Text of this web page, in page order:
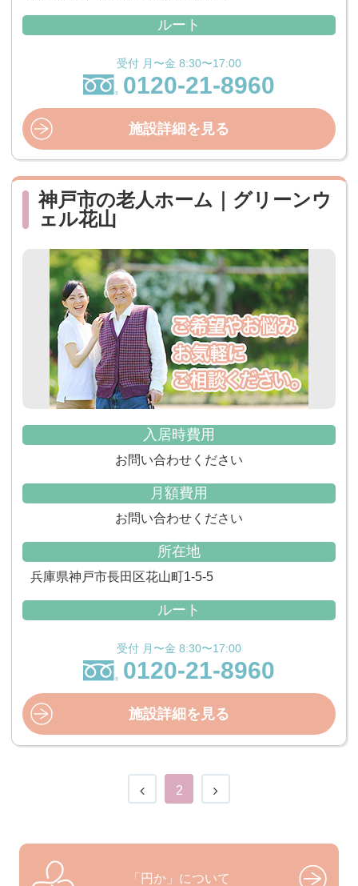
ルート
受付 月〜金 8:30〜17:00
0120-21-8960
施設詳細を見る
神戸市の老人ホーム｜グリーンウ
ェル花山
入居時費用
お問い合わせください
月額費用
お問い合わせください
所在地
兵庫県神戸市長田区花山町1-5-5
ルート
受付 月〜金 8:30〜17:00
0120-21-8960
施設詳細を見る
2
「円か」について